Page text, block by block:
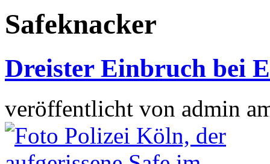
Safeknacker
Dreister Einbruch bei
veröffentlicht von admin